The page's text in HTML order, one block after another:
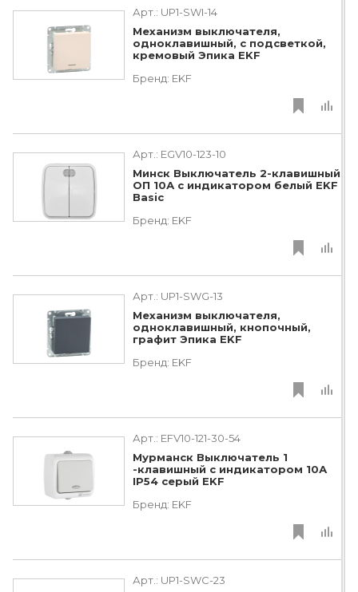
Арт.: UP1-SWI-14
Механизм выключателя,
одноклавишный, с подсветкой,
кремовый Эпика EKF
Бренд: EKF
Арт.: EGV10-123-10
Минск Выключатель 2-клавишный
ОП 10А с индикатором белый EKF
Basic
Бренд: EKF
Арт.: UP1-SWG-13
Механизм выключателя,
одноклавишный, кнопочный,
графит Эпика EKF
Бренд: EKF
Арт.: EFV10-121-30-54
Мурманск Выключатель 1
-клавишный с индикатором 10А
IP54 серый EKF
Бренд: EKF
Арт.: UP1-SWC-23